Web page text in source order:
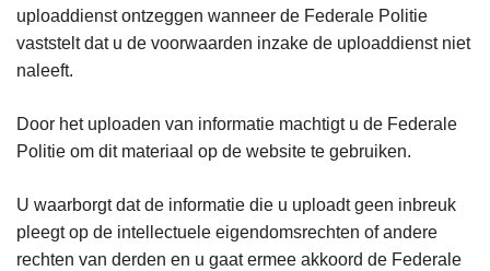
uploaddienst ontzeggen wanneer de Federale Politie
vaststelt dat u de voorwaarden inzake de uploaddienst niet
naleeft.
Door het uploaden van informatie machtigt u de Federale
Politie om dit materiaal op de website te gebruiken.
U waarborgt dat de informatie die u uploadt geen inbreuk
pleegt op de intellectuele eigendomsrechten of andere
rechten van derden en u gaat ermee akkoord de Federale